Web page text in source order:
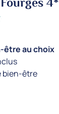
4*
être au choix
bien-être